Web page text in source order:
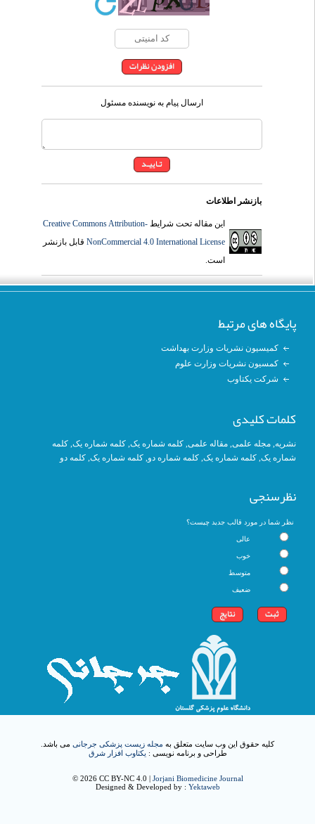
ارسال پیام به نویسنده مسئول
بازنشر اطلاعات
این مقاله تحت شرایطCreative Commons Attribution-
NonCommercial 4.0 International Licenseقابل بازنشر
است.
پایگاه های مرتبط
کمیسیون نشریات وزارت بهداشت
کمسیون نشریات وزارت علوم
شرکت یکتاوب
کلمات کلیدی
نشریه,مجله علمی,مقاله علمی,کلمه شماره یک, کلمه شماره یک,کلمه
شماره یک,کلمه شماره یک, کلمه شماره دو,کلمه شماره یک,کلمه دو
نظرسنجی
نظر شما در مورد قالب جدید چیست؟
عالی
خوب
متوسط
ضعیف
کلیه حقوق این وب سایت متعلق به مجله زیست پزشکی جرجانیمی باشد.
طراحی و برنامه نویسی : یکتاوب افزار شرق
© 2026 CC BY-NC 4.0 |Jorjani Biomedicine Journal
Designed & Developed by :Yektaweb